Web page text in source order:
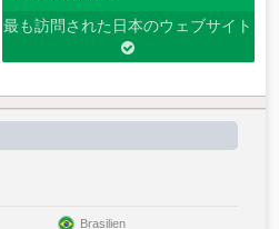
最も訪問された日本のウェブサイト
Brasilien